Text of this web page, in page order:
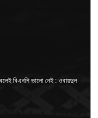
বিএনপি ভালো নেই : ওবায়দুল